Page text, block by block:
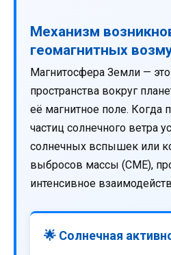
Механизм
геомагнитных
Магнитосфера Земли — это
пространства вокруг
её магнитное поле. Когда
частиц солнечного ветра
солнечных вспышек или
выбросов массы (CME),
интенсивное
🌟 Солнечная